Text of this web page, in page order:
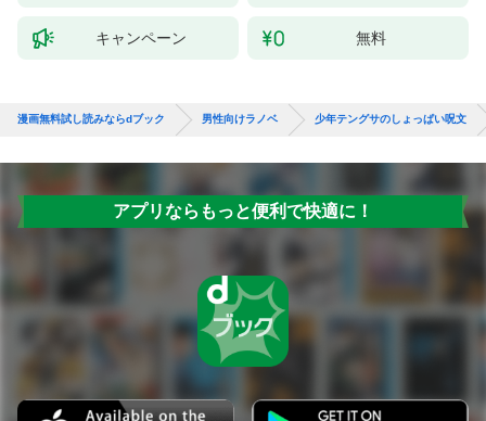
キャンペーン 無料
漫画無料試し読みならdブック 男性向けラノベ 少年テングサのしょっぱい呪文
アプリならもっと便利で快適に！